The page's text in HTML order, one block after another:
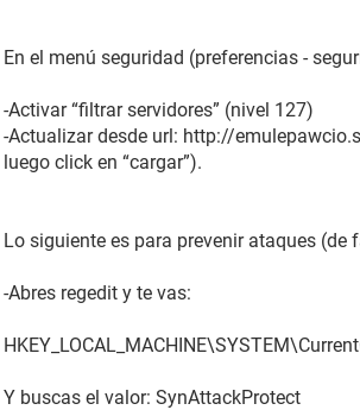
En el menú seguridad (preferencias -
-Activar “filtrar servidores” (nivel 127)
-Actualizar desde url: http://
luego click en “cargar”).
Lo siguiente es para prevenir ataques
-Abres regedit y te vas:
Y buscas el valor: SynAttackProtect